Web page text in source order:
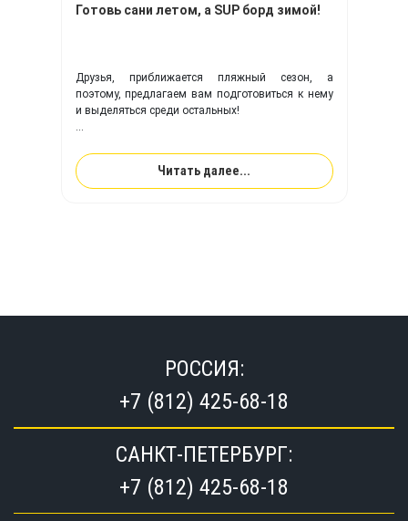
Готовь сани летом, а SUP борд зимой!
Друзья, приближается пляжный сезон, а
поэтому, предлагаем вам подготовиться к нему
и выделяться среди остальных!
любую фантазия на вашем
Читать далее...
РОССИЯ:
+7 (812) 425-68-18
САНКТ-ПЕТЕРБУРГ:
+7 (812) 425-68-18